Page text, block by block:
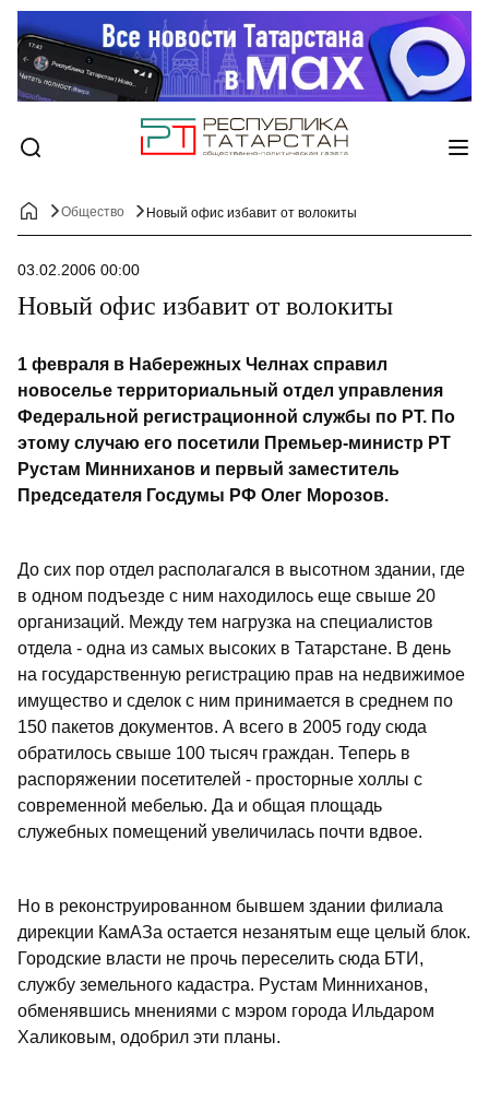
Общество Новый офис избавит от волокиты
03.02.2006 00:00
Новый офис избавит от волокиты
1 февраля в Набережных Челнах справил
новоселье территориальный отдел управления
Федеральной регистрационной службы по РТ. По
этому случаю его посетили Премьер-министр РТ
Рустам Минниханов и первый заместитель
Председателя Госдумы РФ Олег Морозов.
До сих пор отдел располагался в высотном здании, где
в одном подъезде с ним находилось еще свыше 20
организаций. Между тем нагрузка на специалистов
отдела - одна из самых высоких в Татарстане. В день
на государственную регистрацию прав на недвижимое
имущество и сделок с ним принимается в среднем по
150 пакетов документов. А всего в 2005 году сюда
обратилось свыше 100 тысяч граждан. Теперь в
распоряжении посетителей - просторные холлы с
современной мебелью. Да и общая площадь
служебных помещений увеличилась почти вдвое.
Но в реконструированном бывшем здании филиала
дирекции КамАЗа остается незанятым еще целый блок.
Городские власти не прочь переселить сюда БТИ,
службу земельного кадастра. Рустам Минниханов,
обменявшись мнениями с мэром города Ильдаром
Халиковым, одобрил эти планы.